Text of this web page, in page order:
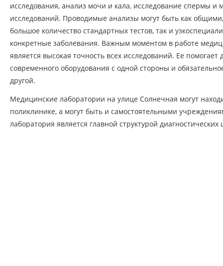
исследования, анализ мочи и кала, исследование спермы и
исследований. Проводимые анализы могут быть как
большое количество стандартных тестов, так и
конкретные заболевания. Важным моментом в работе
является высокая точность всех исследований. Ее помогает
современного оборудования с одной стороны и
другой.
Медицинские лаборатории на улице Солнечная могут
поликлинике, а могут быть и самостоятельными
лаборатория является главной структурой диагностических